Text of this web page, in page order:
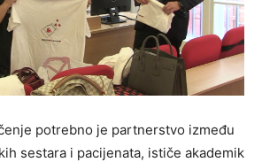
potrebno je partnerstvo između
sestara i pacijenata, ističe akademik